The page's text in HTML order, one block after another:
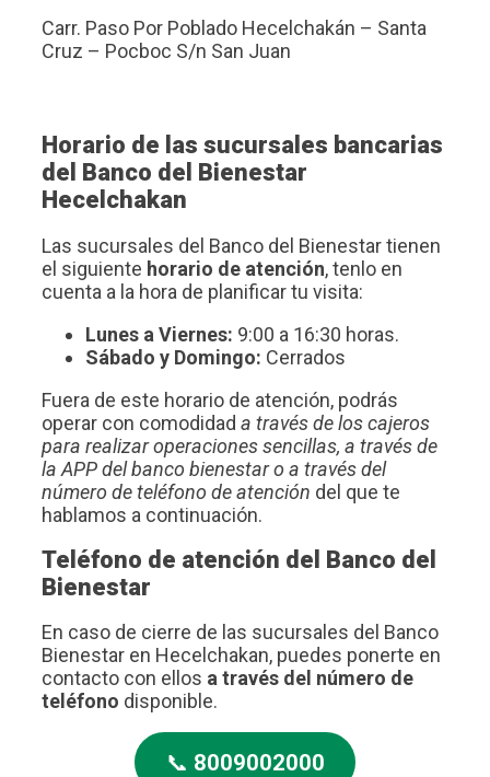
Carr. Paso Por Poblado Hecelchakán – Santa
Cruz – Pocboc S/n San Juan
Horario de las sucursales bancarias
del Banco del Bienestar
Hecelchakan
Las sucursales del Banco del Bienestar tienen
el siguiente horario de atención, tenlo en
cuenta a la hora de planificar tu visita:
Lunes a Viernes: 9:00 a 16:30 horas.
Sábado y Domingo: Cerrados
Fuera de este horario de atención, podrás
operar con comodidad a través de los cajeros
para realizar operaciones sencillas, a través de
la APP del banco bienestar o a través del
número de teléfono de atención del que te
hablamos a continuación.
Teléfono de atención del Banco del
Bienestar
En caso de cierre de las sucursales del Banco
Bienestar en Hecelchakan, puedes ponerte en
contacto con ellos a través del número de
teléfono disponible.
📞 8009002000